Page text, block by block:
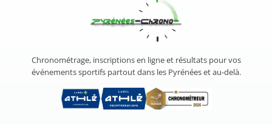
Chronométrage, inscriptions en ligne et résultats pour vos
événements sportifs partout dans les Pyrénées et au-delà.